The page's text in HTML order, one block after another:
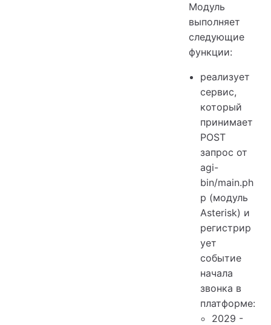
Установка
Модуль
выполняет
следующие
функции:
реализует
сервис,
который
принимает
POST
запрос от
agi-
bin/main.ph
p (модуль
Asterisk) и
регистрир
ует
событие
начала
звонка в
платформе:
2029 -